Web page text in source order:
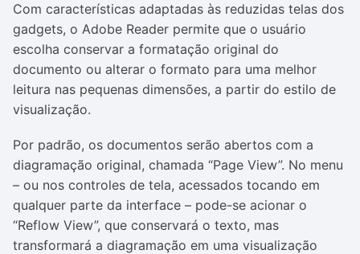
Com características adaptadas às reduzidas telas dos
gadgets, o Adobe Reader permite que o usuário
escolha conservar a formatação original do
documento ou alterar o formato para uma melhor
leitura nas pequenas dimensões, a partir do estilo de
visualização.
Por padrão, os documentos serão abertos com a
diagramação original, chamada “Page View”. No menu
– ou nos controles de tela, acessados tocando em
qualquer parte da interface – pode-se acionar o
“Reflow View”, que conservará o texto, mas
transformará a diagramação em uma visualização